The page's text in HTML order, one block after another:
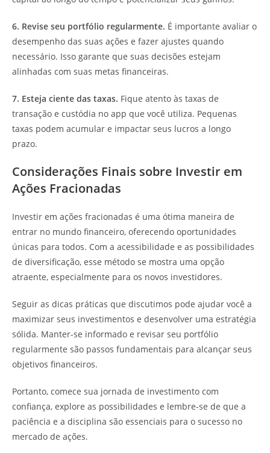
6. Revise seu portfólio regularmente. É importante avaliar o
desempenho das suas ações e fazer ajustes quando
necessário. Isso garante que suas decisões estejam
alinhadas com suas metas financeiras.
7. Esteja ciente das taxas. Fique atento às taxas de
transação e custódia no app que você utiliza. Pequenas
taxas podem acumular e impactar seus lucros a longo
prazo.
Considerações Finais sobre Investir em
Ações Fracionadas
Investir em ações fracionadas é uma ótima maneira de
entrar no mundo financeiro, oferecendo oportunidades
únicas para todos. Com a acessibilidade e as possibilidades
de diversificação, esse método se mostra uma opção
atraente, especialmente para os novos investidores.
Seguir as dicas práticas que discutimos pode ajudar você a
maximizar seus investimentos e desenvolver uma estratégia
sólida. Manter-se informado e revisar seu portfólio
regularmente são passos fundamentais para alcançar seus
objetivos financeiros.
Portanto, comece sua jornada de investimento com
confiança, explore as possibilidades e lembre-se de que a
paciência e a disciplina são essenciais para o sucesso no
mercado de ações.